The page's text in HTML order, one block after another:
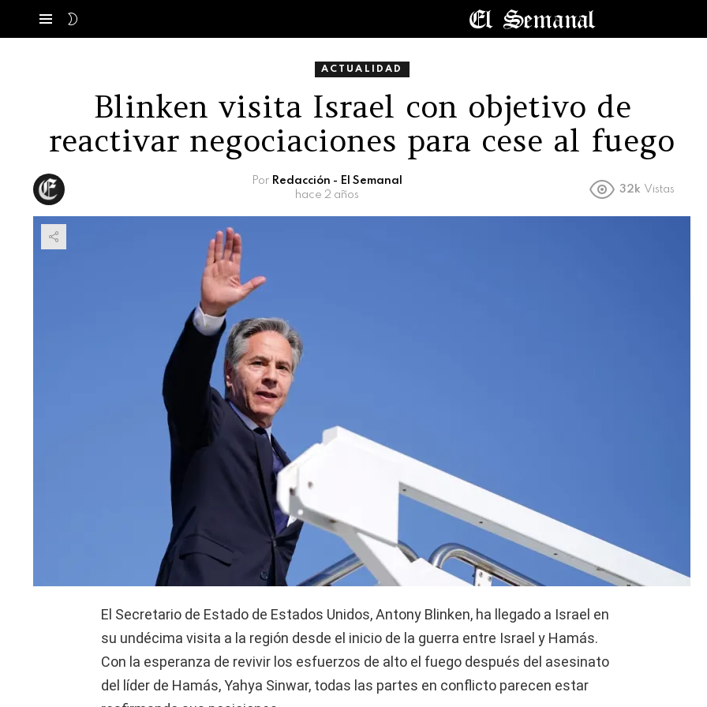
ACTUALIDAD
Blinken visita Israel con objetivo de
reactivar negociaciones para cese al fuego
Por Redacción - El Semanal
hace 2 años
32k Vistas
El Secretario de Estado de Estados Unidos, Antony Blinken, ha llegado a Israel en
su undécima visita a la región desde el inicio de la guerra entre Israel y Hamás.
Con la esperanza de revivir los esfuerzos de alto el fuego después del asesinato
del líder de Hamás, Yahya Sinwar, todas las partes en conflicto parecen estar